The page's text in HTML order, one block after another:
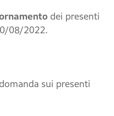
dei presenti
08/2022.
sui presenti